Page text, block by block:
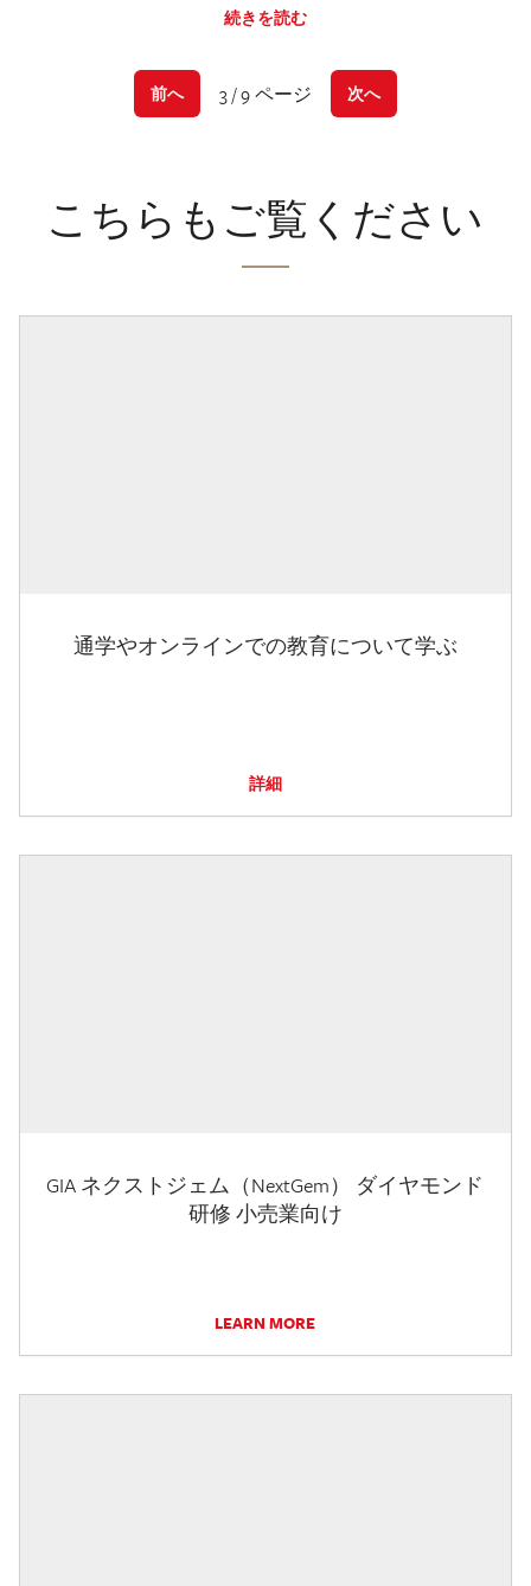
続きを読む
前へ 3 / 9 ページ 次へ
こちらもご覧ください
通学やオンラインでの教育について学ぶ
詳細
GIA ネクストジェム（NextGem） ダイヤモンド
研修 小売業向け
LEARN MORE